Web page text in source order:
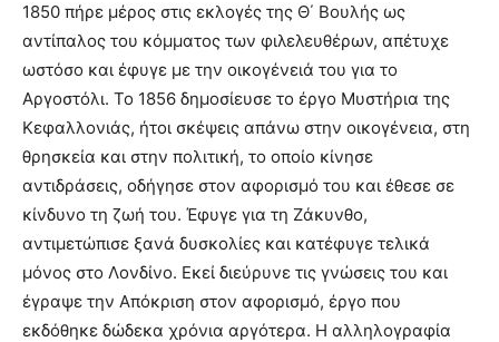
1850 πήρε μέρος στις εκλογές της Θ΄ Βουλής ως
αντίπαλος του κόμματος των φιλελευθέρων, απέτυχε
ωστόσο και έφυγε με την οικογένειά του για το
Αργοστόλι. Το 1856 δημοσίευσε το έργο Μυστήρια της
Κεφαλλονιάς, ήτοι σκέψεις απάνω στην οικογένεια, στη
θρησκεία και στην πολιτική, το οποίο κίνησε
αντιδράσεις, οδήγησε στον αφορισμό του και έθεσε σε
κίνδυνο τη ζωή του. Έφυγε για τη Ζάκυνθο,
αντιμετώπισε ξανά δυσκολίες και κατέφυγε τελικά
μόνος στο Λονδίνο. Εκεί διεύρυνε τις γνώσεις του και
έγραψε την Απόκριση στον αφορισμό, έργο που
εκδόθηκε δώδεκα χρόνια αργότερα. Η αλληλογραφία